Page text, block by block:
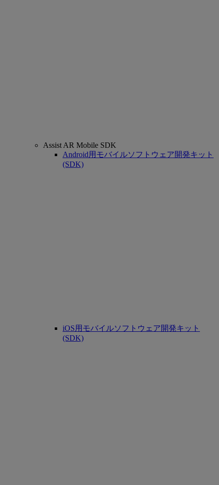
Assist AR Mobile SDK
Android用モバイルソフトウェア開発キット
(SDK)
iOS用モバイルソフトウェア開発キット
(SDK)